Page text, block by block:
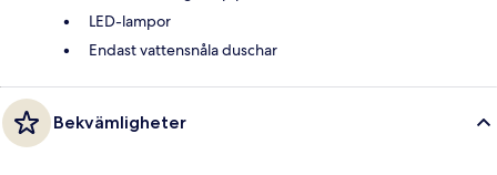
LED-lampor
Endast vattensnåla duschar
Bekvämligheter